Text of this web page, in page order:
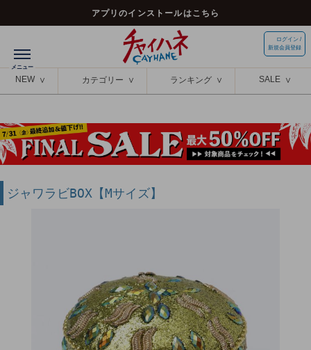
アプリのインストールはこちら
ログイン /
新規会員登録
NEW カテゴリー ランキング SALE
ジャワラビBOX【Mサイズ】